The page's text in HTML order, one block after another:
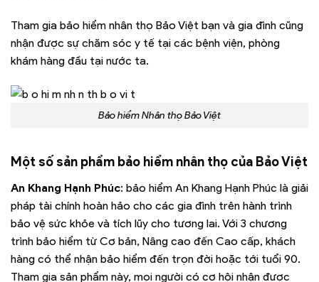
Tham gia bảo hiểm nhân thọ Bảo Việt bạn và gia đình cũng
nhận được sự chăm sóc y tế tại các bệnh viện, phòng
khám hàng đầu tại nước ta.
Bảo hiểm Nhân thọ Bảo Việt
Một số sản phẩm bảo hiểm nhân thọ của Bảo Việt
An Khang Hạnh Phúc: bảo hiểm An Khang Hạnh Phúc là giải
pháp tài chính hoàn hảo cho các gia đình trên hành trình
bảo vệ sức khỏe và tích lũy cho tương lai. Với 3 chương
trình bảo hiểm từ Cơ bản, Nâng cao đến Cao cấp, khách
hàng có thể nhận bảo hiểm đến trọn đời hoặc tới tuổi 90.
Tham gia sản phẩm này, mọi người có cơ hội nhận được